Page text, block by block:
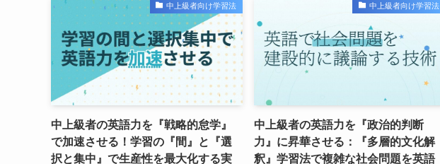
中上級者向け学習法
中上級者の英語力を『戦略的怠学』
で加速させる！学習の『間』と『選
択と集中』で生産性を最大化する実
中上級者向け学習法
中上級者の英語力を『政治的判断
力』に昇華させる：『多層的文化解
釈』学習法で複雑な社会問題を英語